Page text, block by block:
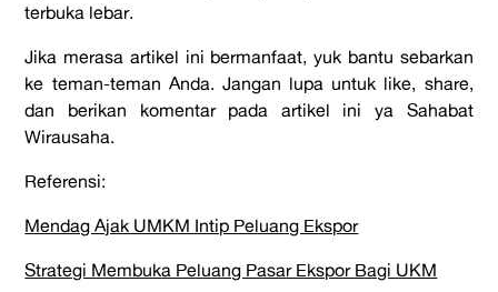
terbuka lebar.
Jika merasa artikel ini bermanfaat, yuk bantu sebarkan
ke teman-teman Anda. Jangan lupa untuk like, share,
dan berikan komentar pada artikel ini ya Sahabat
Wirausaha.
Referensi:
Mendag Ajak UMKM Intip Peluang Ekspor
Strategi Membuka Peluang Pasar Ekspor Bagi UKM